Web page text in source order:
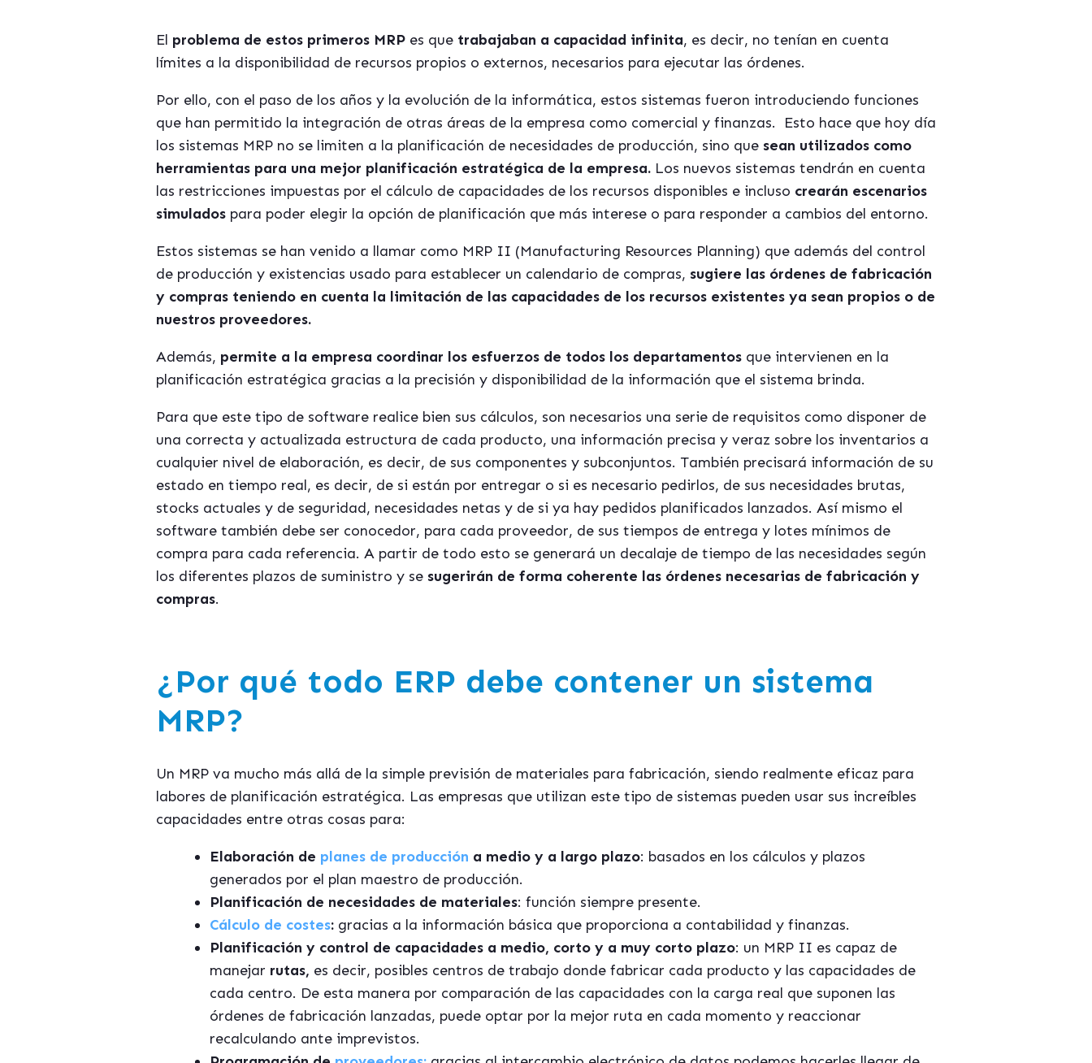
El problema de estos primeros MRP es que trabajaban a capacidad infinita, es decir, no tenían en cuenta
límites a la disponibilidad de recursos propios o externos, necesarios para ejecutar las órdenes.
Por ello, con el paso de los años y la evolución de la informática, estos sistemas fueron introduciendo funciones
que han permitido la integración de otras áreas de la empresa como comercial y finanzas. Esto hace que hoy día
los sistemas MRP no se limiten a la planificación de necesidades de producción, sino que sean utilizados como
herramientas para una mejor planificación estratégica de la empresa. Los nuevos sistemas tendrán en cuenta
las restricciones impuestas por el cálculo de capacidades de los recursos disponibles e incluso crearán escenarios
simulados para poder elegir la opción de planificación que más interese o para responder a cambios del entorno.
Estos sistemas se han venido a llamar como MRP II (Manufacturing Resources Planning) que además del control
de producción y existencias usado para establecer un calendario de compras, sugiere las órdenes de fabricación
y compras teniendo en cuenta la limitación de las capacidades de los recursos existentes ya sean propios o de
nuestros proveedores.
Además, permite a la empresa coordinar los esfuerzos de todos los departamentos que intervienen en la
planificación estratégica gracias a la precisión y disponibilidad de la información que el sistema brinda.
Para que este tipo de software realice bien sus cálculos, son necesarios una serie de requisitos como disponer de
una correcta y actualizada estructura de cada producto, una información precisa y veraz sobre los inventarios a
cualquier nivel de elaboración, es decir, de sus componentes y subconjuntos. También precisará información de su
estado en tiempo real, es decir, de si están por entregar o si es necesario pedirlos, de sus necesidades brutas,
stocks actuales y de seguridad, necesidades netas y de si ya hay pedidos planificados lanzados. Así mismo el
software también debe ser conocedor, para cada proveedor, de sus tiempos de entrega y lotes mínimos de
compra para cada referencia. A partir de todo esto se generará un decalaje de tiempo de las necesidades según
los diferentes plazos de suministro y se sugerirán de forma coherente las órdenes necesarias de fabricación y
compras.
¿Por qué todo ERP debe contener un sistema
MRP?
Un MRP va mucho más allá de la simple previsión de materiales para fabricación, siendo realmente eficaz para
labores de planificación estratégica. Las empresas que utilizan este tipo de sistemas pueden usar sus increíbles
capacidades entre otras cosas para:
Elaboración de planes de producción a medio y a largo plazo: basados en los cálculos y plazos
generados por el plan maestro de producción.
Planificación de necesidades de materiales: función siempre presente.
Cálculo de costes: gracias a la información básica que proporciona a contabilidad y finanzas.
Planificación y control de capacidades a medio, corto y a muy corto plazo: un MRP II es capaz de
manejar rutas, es decir, posibles centros de trabajo donde fabricar cada producto y las capacidades de
cada centro. De esta manera por comparación de las capacidades con la carga real que suponen las
órdenes de fabricación lanzadas, puede optar por la mejor ruta en cada momento y reaccionar
recalculando ante imprevistos.